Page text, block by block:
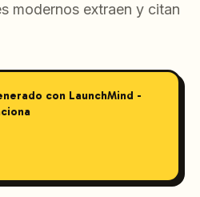
modernos extraen y citan
con LaunchMind -